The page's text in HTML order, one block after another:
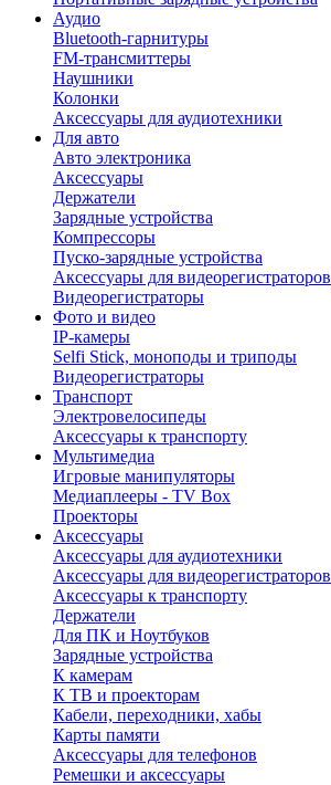
Аудио
Bluetooth-гарнитуры
FM-трансмиттеры
Наушники
Колонки
Аксессуары для аудиотехники
Для авто
Авто электроника
Аксессуары
Держатели
Зарядные устройства
Компрессоры
Пуско-зарядные устройства
Аксессуары для видеорегистраторов
Видеорегистраторы
Фото и видео
IP-камеры
Selfi Stick, моноподы и триподы
Видеорегистраторы
Транспорт
Электровелосипеды
Аксессуары к транспорту
Мультимедиа
Игровые манипуляторы
Медиаплееры - TV Box
Проекторы
Аксессуары
Аксессуары для аудиотехники
Аксессуары для видеорегистраторов
Аксессуары к транспорту
Держатели
Для ПК и Ноутбуков
Зарядные устройства
К камерам
К ТВ и проекторам
Кабели, переходники, хабы
Карты памяти
Аксессуары для телефонов
Ремешки и аксессуары